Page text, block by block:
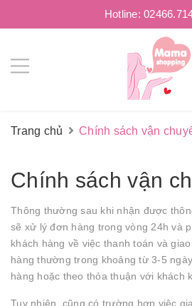
Hotline:
Trang chủ Chính sách vận
Chính sách vận
Thông thường sau khi nhận được
sẽ xử lý đơn hàng trong vòng 24h và
khách hàng về việc thanh toán và
hàng thường trong khoảng từ 3-5
hàng hoặc theo thỏa thuận với khách
Tuy nhiên, cũng có trường hợp việc